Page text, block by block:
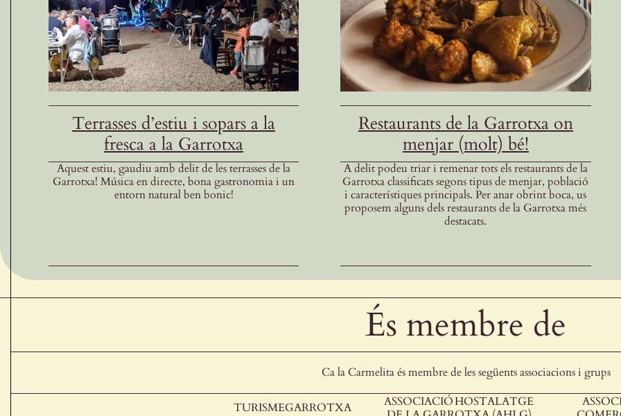
Terrasses d’estiu i sopars a la
fresca a la Garrotxa
Aquest estiu, gaudiu amb delit de les terrasses de la
Garrotxa! Música en directe, bona gastronomia i un
entorn natural ben bonic!
Restaurants de la Garrotxa on
menjar (molt) bé!
A delit podeu triar i remenar tots els restaurants de la
Garrotxa classificats segons tipus de menjar, població
i característiques principals. Per anar obrint boca, us
proposem alguns dels restaurants de la Garrotxa més
destacats.
És membre de
Ca la Carmelita és membre de les següents associacions i grups
TURISMEGARROTXA
ASSOCIACIÓ HOSTALATGE